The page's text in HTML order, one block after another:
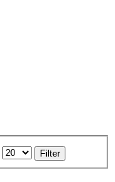
Filter